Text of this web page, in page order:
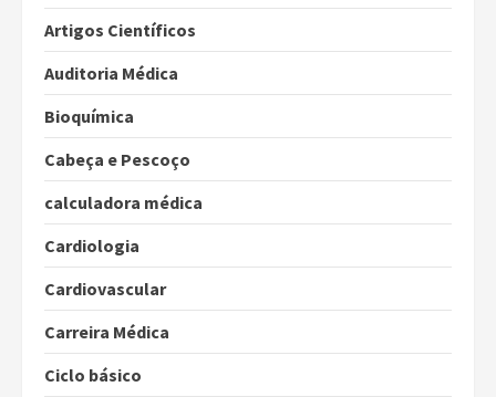
Artigos Científicos
Auditoria Médica
Bioquímica
Cabeça e Pescoço
calculadora médica
Cardiologia
Cardiovascular
Carreira Médica
Ciclo básico